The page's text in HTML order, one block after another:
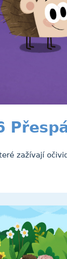
zažívají